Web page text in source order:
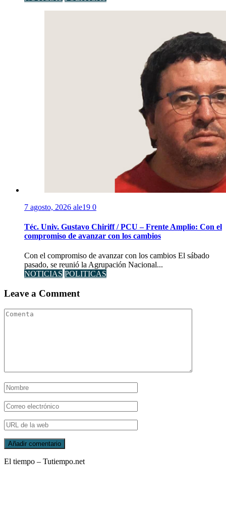
7 agosto, 2026 ale19 0
Téc. Univ. Gustavo Chiriff / PCU – Frente Amplio: Con el
compromiso de avanzar con los cambios
Con el compromiso de avanzar con los cambios El sábado
pasado, se reunió la Agrupación Nacional...
NOTICIAS POLITICAS
Leave a Comment
El tiempo – Tutiempo.net